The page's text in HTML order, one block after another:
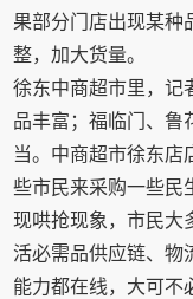
果部分门店出现某种
整，加大货量。
徐东中商超市里，记
品丰富；福临门、鲁
当。中商超市徐东店
些市民来采购一些民
现哄抢现象，市民大
活必需品供应链、物
能力都在线，大可不